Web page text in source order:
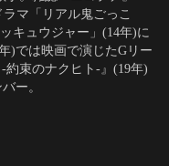
マ「リアル鬼ごっこ
キュウジャー」(14年)に
)では映画で演じたGリー
約束のナクヒト-』(19年)
ー。